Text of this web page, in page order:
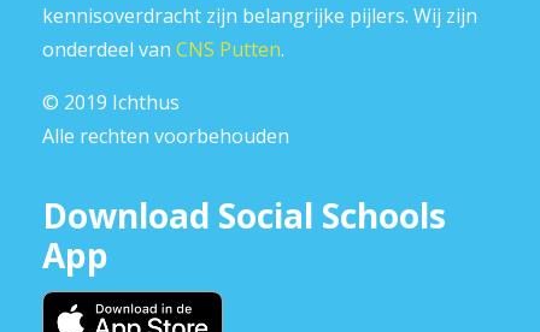
kennisoverdracht zijn belangrijke pijlers. Wij zijn
onderdeel van CNS Putten.
© 2019 Ichthus
Alle rechten voorbehouden
Download Social Schools
App